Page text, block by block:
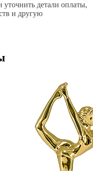
уточнить детали оплаты,
и другую